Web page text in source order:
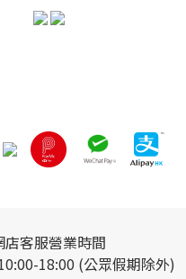
店客服營業時間
18:00 (公眾假期除外)